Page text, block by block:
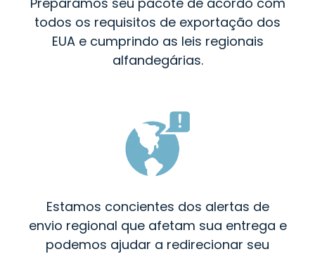
todos os requisitos de exportação dos
EUA e cumprindo as leis regionais
alfandegárias.
Estamos concientes dos alertas de
envio regional que afetam sua entrega e
podemos ajudar a redirecionar seu